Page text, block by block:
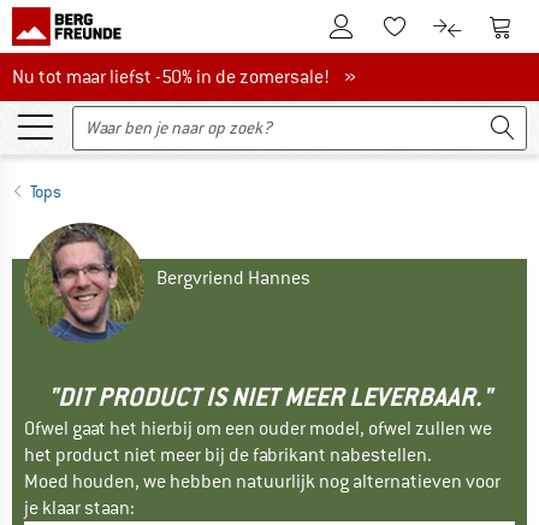
De klantenaccount
Naar deNaar de
Nu tot maar liefst -50% in de zomersale!
Nu tot maar liefst -50% in de zomersale! »
Tops
Bergvriend Hannes
"DIT PRODUCT IS NIET MEER LEVERBAAR."
Ofwel gaat het hierbij om een ouder model, ofwel zullen we
het product niet meer bij de fabrikant nabestellen.
Moed houden, we hebben natuurlijk nog alternatieven voor
je klaar staan: